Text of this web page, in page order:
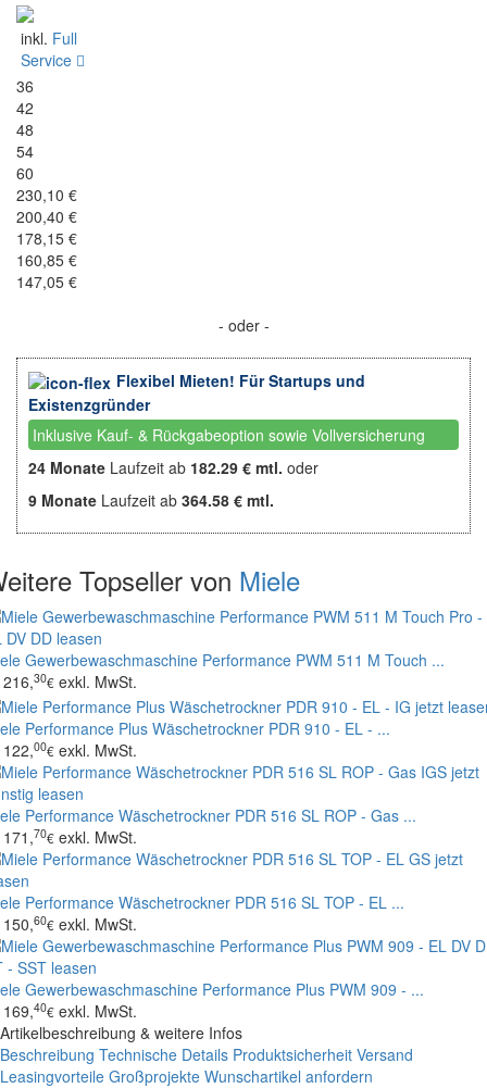
inkl. Full
Service
36
42
48
54
60
230,10 €
200,40 €
178,15 €
160,85 €
147,05 €
- oder -
Flexibel Mieten! Für Startups und
Existenzgründer
Inklusive Kauf- & Rückgabeoption sowie Vollversicherung
24 Monate Laufzeit ab 182.29 € mtl. oder
9 Monate Laufzeit ab 364.58 € mtl.
Topseller von Miele
Gewerbewaschmaschine Performance PWM 511 M Touch ...
216,30€ exkl. MwSt.
Performance Plus Wäschetrockner PDR 910 - EL - ...
122,00€ exkl. MwSt.
Performance Wäschetrockner PDR 516 SL ROP - Gas ...
171,70€ exkl. MwSt.
Performance Wäschetrockner PDR 516 SL TOP - EL ...
150,60€ exkl. MwSt.
Gewerbewaschmaschine Performance Plus PWM 909 - ...
169,40€ exkl. MwSt.
Artikelbeschreibung & weitere Infos
Beschreibung Technische Details Produktsicherheit Versand
Leasingvorteile Großprojekte Wunschartikel anfordern